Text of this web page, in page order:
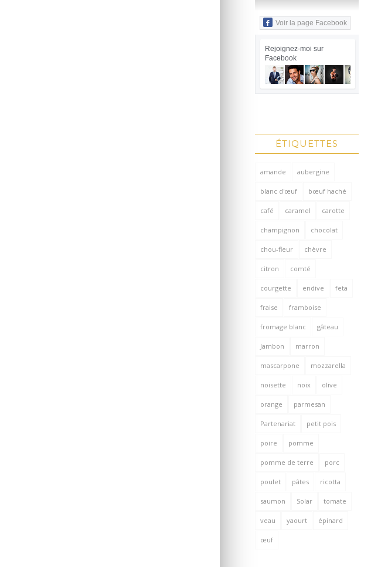
Voir la page Facebook
Rejoignez-moi sur
Facebook
ÉTIQUETTES
amande aubergine
blanc d'œuf bœuf haché
café caramel carotte
champignon chocolat
chou-fleur chèvre
citron comté
courgette endive feta
fraise framboise
fromage blanc gâteau
Jambon marron
mascarpone mozzarella
noisette noix olive
orange parmesan
Partenariat petit pois
poire pomme
pomme de terre porc
poulet pâtes ricotta
saumon Solar tomate
veau yaourt épinard
œuf